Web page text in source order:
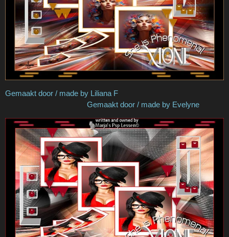
Gemaakt door / made by Liliana F
Gemaakt door / made by Evelyne